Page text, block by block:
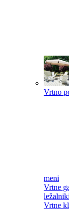
Vrtno
meni
Vrtne
ležalniki
Vrtne